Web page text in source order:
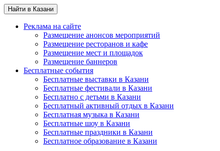
Найти в Казани
Реклама на сайте
Размещение анонсов мероприятий
Размещение ресторанов и кафе
Размещение мест и площадок
Размещение баннеров
Бесплатные события
Бесплатные выставки в Казани
Бесплатные фестивали в Казани
Бесплатно с детьми в Казани
Бесплатный активный отдых в Казани
Бесплатная музыка в Казани
Бесплатные шоу в Казани
Бесплатные праздники в Казани
Бесплатное образование в Казани